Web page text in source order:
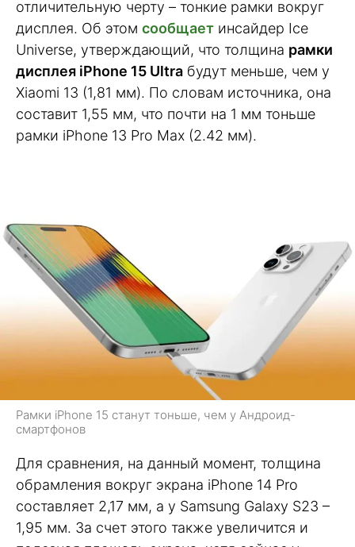
отличительную черту – тонкие рамки вокруг
дисплея. Об этом сообщает инсайдер Ice
Universe, утверждающий, что толщина рамки
дисплея iPhone 15 Ultra будут меньше, чем у
Xiaomi 13 (1,81 мм). По словам источника, она
составит 1,55 мм, что почти на 1 мм тоньше
рамки iPhone 13 Pro Max (2.42 мм).
Рамки iPhone 15 станут тоньше, чем у Андроид-
смартфонов
Для сравнения, на данный момент, толщина
обрамления вокруг экрана iPhone 14 Pro
составляет 2,17 мм, а у Samsung Galaxy S23 –
1,95 мм. За счет этого также увеличится и